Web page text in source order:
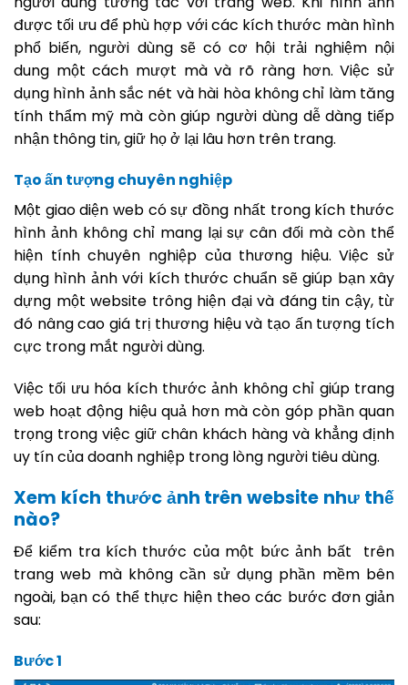
được tối ưu để phù hợp với các kích thước màn hình
phổ biến, người dùng sẽ có cơ hội trải nghiệm nội
dung một cách mượt mà và rõ ràng hơn. Việc sử
dụng hình ảnh sắc nét và hài hòa không chỉ làm tăng
tính thẩm mỹ mà còn giúp người dùng dễ dàng tiếp
nhận thông tin, giữ họ ở lại lâu hơn trên trang.
Tạo ấn tượng chuyên nghiệp
Một giao diện web có sự đồng nhất trong kích thước
hình ảnh không chỉ mang lại sự cân đối mà còn thể
hiện tính chuyên nghiệp của thương hiệu. Việc sử
dụng hình ảnh với kích thước chuẩn sẽ giúp bạn xây
dựng một website trông hiện đại và đáng tin cậy, từ
đó nâng cao giá trị thương hiệu và tạo ấn tượng tích
cực trong mắt người dùng.
Việc tối ưu hóa kích thước ảnh không chỉ giúp trang
web hoạt động hiệu quả hơn mà còn góp phần quan
trọng trong việc giữ chân khách hàng và khẳng định
uy tín của doanh nghiệp trong lòng người tiêu dùng.
Xem kích thước ảnh trên website như thế
nào?
Để kiểm tra kích thước của một bức ảnh bất trên
trang web mà không cần sử dụng phần mềm bên
ngoài, bạn có thể thực hiện theo các bước đơn giản
sau:
Bước 1